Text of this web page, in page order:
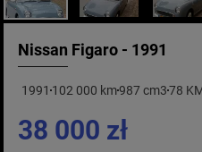
Nissan Figaro - 1991
1991 102 000 km987 cm378
38 000 zł